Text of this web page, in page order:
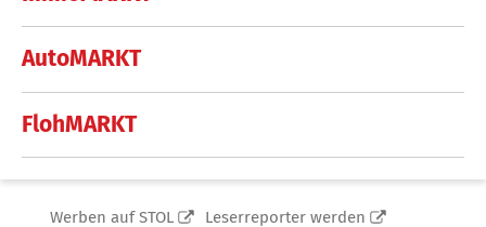
AutoMARKT
FlohMARKT
Werben auf STOL
Leserreporter werden